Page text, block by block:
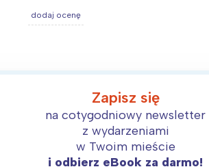
dodaj ocenę
Zapisz się
na cotygodniowy newsletter
z wydarzeniami
w Twoim mieście
i odbierz eBook za darmo!
Północ